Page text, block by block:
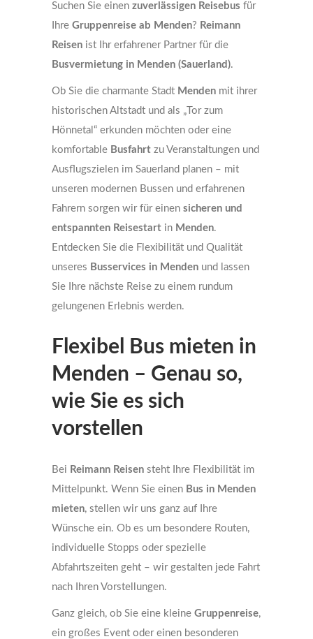
Suchen Sie einen zuverlässigen Reisebus für
Ihre Gruppenreise ab Menden? Reimann
Reisen ist Ihr erfahrener Partner für die
Busvermietung in Menden (Sauerland).
Ob Sie die charmante Stadt Menden mit ihrer
historischen Altstadt und als „Tor zum
Hönnetal“ erkunden möchten oder eine
komfortable Busfahrt zu Veranstaltungen und
Ausflugszielen im Sauerland planen – mit
unseren modernen Bussen und erfahrenen
Fahrern sorgen wir für einen sicheren und
entspannten Reisestart in Menden.
Entdecken Sie die Flexibilität und Qualität
unseres Busservices in Menden und lassen
Sie Ihre nächste Reise zu einem rundum
gelungenen Erlebnis werden.
Flexibel Bus mieten in
Menden – Genau so,
wie Sie es sich
vorstellen
Bei Reimann Reisen steht Ihre Flexibilität im
Mittelpunkt. Wenn Sie einen Bus in Menden
mieten, stellen wir uns ganz auf Ihre
Wünsche ein. Ob es um besondere Routen,
individuelle Stopps oder spezielle
Abfahrtszeiten geht – wir gestalten jede Fahrt
nach Ihren Vorstellungen.
Ganz gleich, ob Sie eine kleine Gruppenreise,
ein großes Event oder einen besonderen